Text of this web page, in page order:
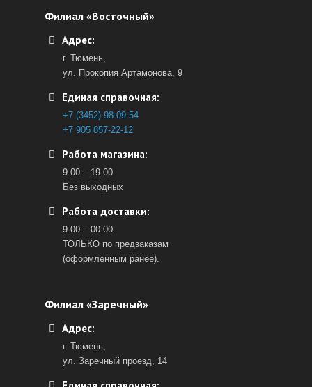
Филиал «Восточный»
Адрес:
г. Тюмень,
ул. Прокопия Артамонова, 9
Единая справочная:
+7 (3452) 98-09-54
+7 905 857-22-12
Работа магазина:
9:00 – 19:00
Без выходных
Работа доставки:
9:00 – 00:00
ТОЛЬКО по предзаказам
(оформленным ранее).
Филиал «Заречный»
Адрес:
г. Тюмень,
ул. Заречный проезд, 14